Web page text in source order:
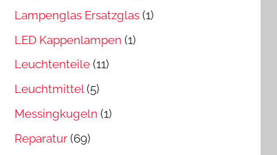
Lampenglas Ersatzglas (1)
LED Kappenlampen (1)
Leuchtenteile (11)
Leuchtmittel(5)
Messingkugeln (1)
Reparatur (69)